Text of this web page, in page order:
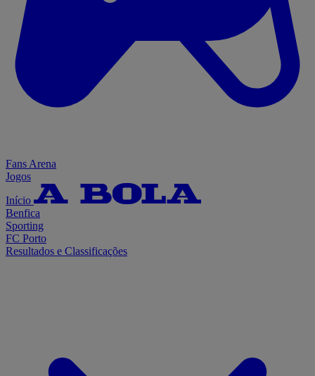
Fans Arena
Jogos
Início
Benfica
Sporting
FC Porto
Resultados e Classificações